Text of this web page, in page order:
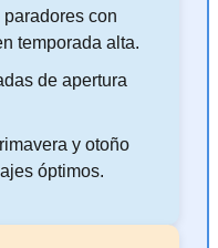
con
temporada alta.
de apertura
y otoño
óptimos.